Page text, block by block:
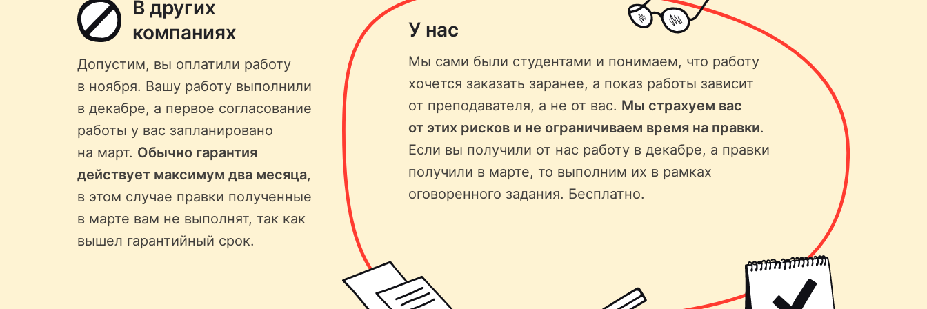
В других
компаниях
Допустим, вы оплатили работу
в ноября. Вашу работу выполнили
в декабре, а первое согласование
работы у вас запланировано
на март. Обычно гарантия
действует максимум два месяца,
в этом случае правки полученные
в марте вам не выполнят, так как
вышел гарантийный срок.
У нас
Мы сами были студентами и понимаем, что работу
хочется заказать заранее, а показ работы зависит
от преподавателя, а не от вас. Мы страхуем вас
от этих рисков и не ограничиваем время на правки.
Если вы получили от нас работу в декабре, а правки
получили в марте, то выполним их в рамках
оговоренного задания. Бесплатно.